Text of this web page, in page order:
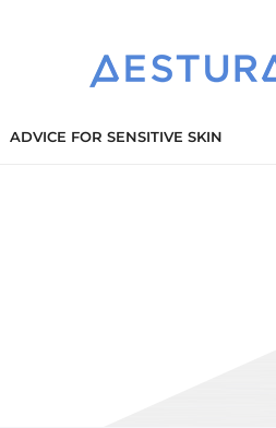
ADVICE FOR SENSITIVE SKIN